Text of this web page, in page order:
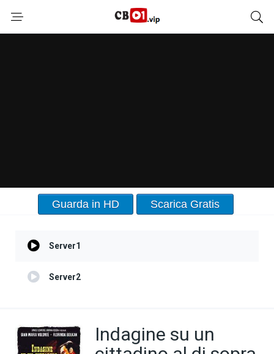
Guarda in HD Scarica Gratis
Server1
Server2
Indagine su un